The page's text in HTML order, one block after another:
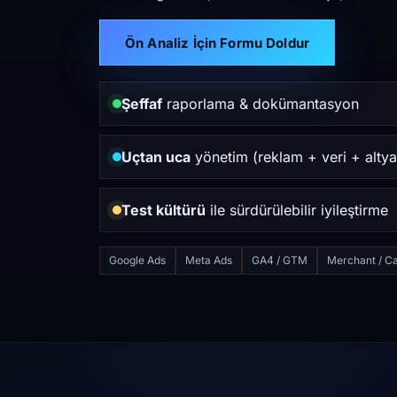
Ön Analiz İçin Formu Doldur
Şeffafraporlama & dokümantasyon
Uçtan uca yönetim (reklam + veri +
Test kültürü ile sürdürülebilir iyileştirme
Google Ads Meta Ads GA4 / GTM Merchant /